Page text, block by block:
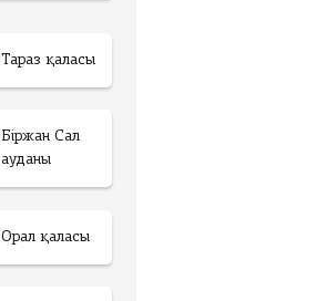
Тараз қаласы
Біржан Сал
ауданы
Орал қаласы